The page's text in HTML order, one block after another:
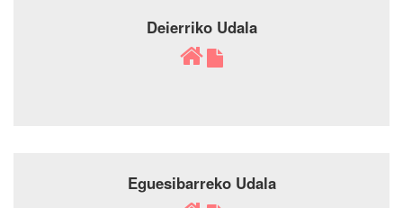
Deierriko Udala
Eguesibarreko Udala